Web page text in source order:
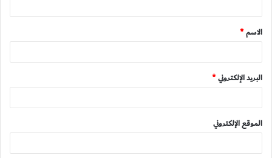
ق
*
الاسم*
البريد الإلكتروني*
الموقع الإلكتروني